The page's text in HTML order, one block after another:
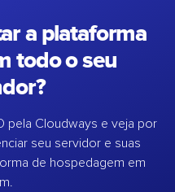
a plataforma
todo o seu
pela Cloudways e veja por
seu servidor e suas
de hospedagem em